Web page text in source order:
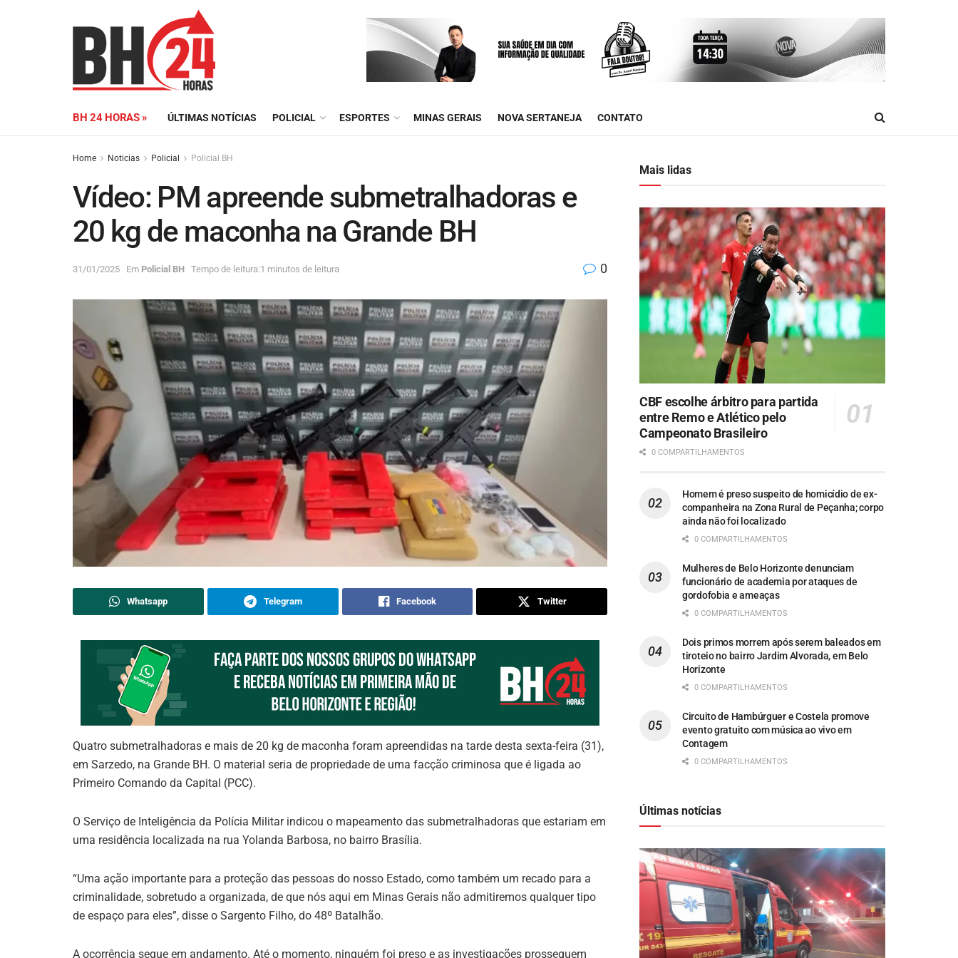
BH 24 HORAS » ÚLTIMAS NOTÍCIAS POLICIAL ESPORTES MINAS GERAIS NOVA SERTANEJA CONTATO
Home Noticias Policial Policial BH
Vídeo: PM apreende submetralhadoras e
20 kg de maconha na Grande BH
31/01/2025 Em Policial BH Tempo de leitura:1 minutos de leitura 0
Whatsapp Telegram Facebook Twitter
Quatro submetralhadoras e mais de 20 kg de maconha foram apreendidas na tarde desta sexta-feira (31),
em Sarzedo, na Grande BH. O material seria de propriedade de uma facção criminosa que é ligada ao
Primeiro Comando da Capital (PCC).
O Serviço de Inteligência da Polícia Militar indicou o mapeamento das submetralhadoras que estariam em
uma residência localizada na rua Yolanda Barbosa, no bairro Brasília.
“Uma ação importante para a proteção das pessoas do nosso Estado, como também um recado para a
criminalidade, sobretudo a organizada, de que nós aqui em Minas Gerais não admitiremos qualquer tipo
de espaço para eles”, disse o Sargento Filho, do 48º Batalhão.
A ocorrência segue em andamento. Até o momento, ninguém foi preso e as investigações prosseguem
Mais lidas
CBF escolhe árbitro para partida
entre Remo e Atlético pelo
Campeonato Brasileiro
0 COMPARTILHAMENTOS
Homem é preso suspeito de homicídio de ex-
companheira na Zona Rural de Peçanha; corpo
ainda não foi localizado
0 COMPARTILHAMENTOS
Mulheres de Belo Horizonte denunciam
funcionário de academia por ataques de
gordofobia e ameaças
0 COMPARTILHAMENTOS
Dois primos morrem após serem baleados em
tiroteio no bairro Jardim Alvorada, em Belo
Horizonte
0 COMPARTILHAMENTOS
Circuito de Hambúrguer e Costela promove
evento gratuito com música ao vivo em
Contagem
0 COMPARTILHAMENTOS
Últimas notícias